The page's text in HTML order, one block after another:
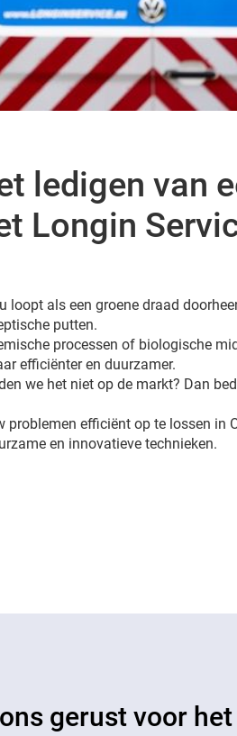
ledigen van
Longin
als een groene draad
putten.
processen of biologische
efficiënter en duurzamer.
we het niet op de markt? Dan
efficiënt op te lossen in
en innovatieve technieken.
gerust voor